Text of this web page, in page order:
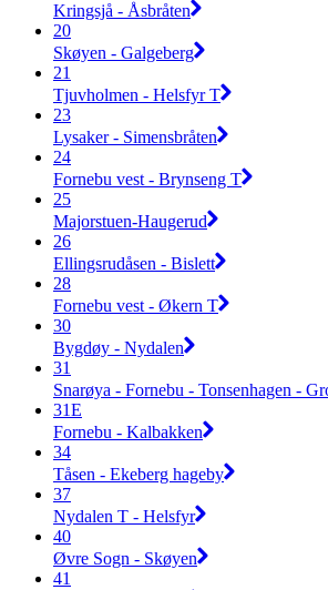
Kringsjå - Åsbråten
20
Skøyen - Galgeberg
21
Tjuvholmen - Helsfyr T
23
Lysaker - Simensbråten
24
Fornebu vest - Brynseng T
25
Majorstuen-Haugerud
26
Ellingsrudåsen - Bislett
28
Fornebu vest - Økern T
30
Bygdøy - Nydalen
31
Snarøya - Fornebu - Tonsenhagen -
31E
Fornebu - Kalbakken
34
Tåsen - Ekeberg hageby
37
Nydalen T - Helsfyr
40
Øvre Sogn - Skøyen
41